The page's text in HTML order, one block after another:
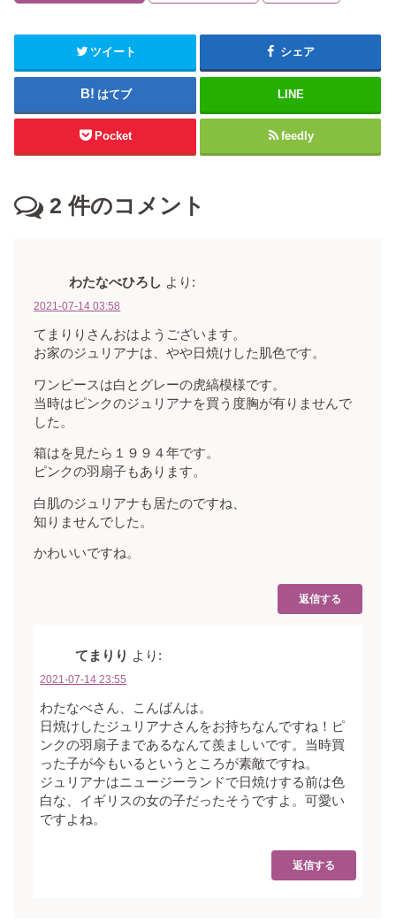
ツイート シェア
はてブ LINE
Pocket feedly
2 件のコメント
わたなべひろし より:
2021-07-14 03:58
てまりりさんおはようございます。
お家のジュリアナは、やや日焼けした肌色です。
ワンピースは白とグレーの虎縞模様です。
当時はピンクのジュリアナを買う度胸が有りませんで
した。
箱はを見たら１９９４年です。
ピンクの羽扇子もあります。
白肌のジュリアナも居たのですね、
知りませんでした。
かわいいですね。
返信する
てまりり より:
2021-07-14 23:55
わたなべさん、こんばんは。
日焼けしたジュリアナさんをお持ちなんですね！ピ
ンクの羽扇子まであるなんて羨ましいです。当時買
った子が今もいるというところが素敵ですね。
ジュリアナはニュージーランドで日焼けする前は色
白な、イギリスの女の子だったそうですよ。可愛い
ですよね。
返信する